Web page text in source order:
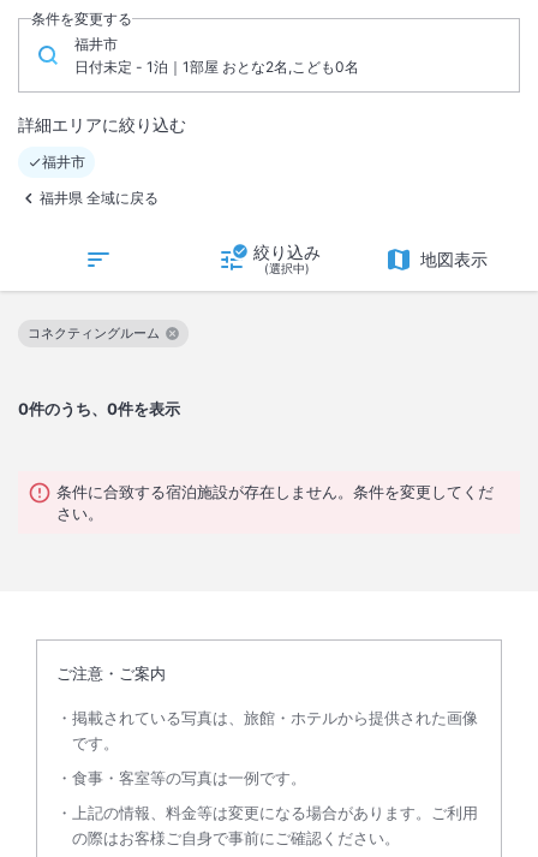
条件を変更する
福井市
日付未定 - 1泊｜1部屋 おとな2名,こども0名
詳細エリアに絞り込む
福井市
福井県 全域に戻る
絞り込み
(選択中) 地図表示
0件のうち、0件を表示
コネクティングルーム
この絞り込み条件を解除
条件に合致する宿泊施設が存在しません。条件を変更してくだ
さい。
ご注意・ご案内
掲載されている写真は、旅館・ホテルから提供された画像
です。
食事・客室等の写真は一例です。
上記の情報、料金等は変更になる場合があります。ご利用
の際はお客様ご自身で事前にご確認ください。